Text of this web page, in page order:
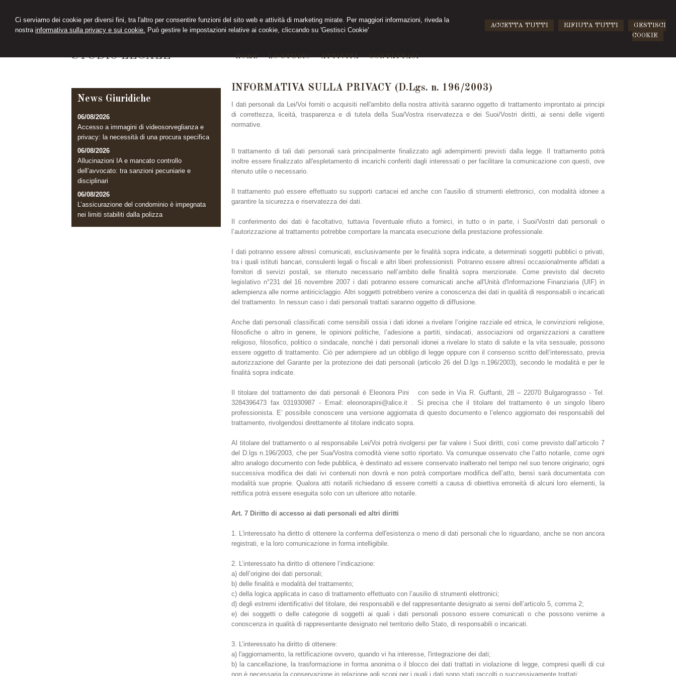
Ci serviamo dei cookie per diversi fini, tra l'altro per consentire funzioni del sito web e attività di marketing mirate. Per maggiori informazioni, riveda la
nostra informativa sulla privacy e sui cookie. Può gestire le impostazioni relative ai cookie, cliccando su 'Gestisci Cookie'
ACCETTA TUTTI RIFIUTA TUTTI
GESTISCI
COOKIE
STUDIO LEGALE HOME LO STUDIO ATTIVITÀ CONTATTACI
INFORMATIVA SULLA PRIVACY (D.Lgs. n. 196/2003)
I dati personali da Lei/Voi forniti o acquisiti nell'ambito della nostra attività saranno oggetto di trattamento improntato ai principi
di correttezza, liceità, trasparenza e di tutela della Sua/Vostra riservatezza e dei Suoi/Vostri diritti, ai sensi delle vigenti
normative.
Il trattamento di tali dati personali sarà principalmente finalizzato agli adempimenti previsti dalla legge. Il trattamento potrà
inoltre essere finalizzato all'espletamento di incarichi conferiti dagli interessati o per facilitare la comunicazione con questi, ove
ritenuto utile o necessario.
Il trattamento può essere effettuato su supporti cartacei ed anche con l'ausilio di strumenti elettronici, con modalità idonee a
garantire la sicurezza e riservatezza dei dati.
Il conferimento dei dati è facoltativo, tuttavia l'eventuale rifiuto a fornirci, in tutto o in parte, i Suoi/Vostri dati personali o
l’autorizzazione al trattamento potrebbe comportare la mancata esecuzione della prestazione professionale.
I dati potranno essere altresì comunicati, esclusivamente per le finalità sopra indicate, a determinati soggetti pubblici o privati,
tra i quali istituti bancari, consulenti legali o fiscali e altri liberi professionisti. Potranno essere altresì occasionalmente affidati a
fornitori di servizi postali, se ritenuto necessario nell’ambito delle finalità sopra menzionate. Come previsto dal decreto
legislativo n°231 del 16 novembre 2007 i dati potranno essere comunicati anche all'Unità d'Informazione Finanziaria (UIF) in
adempienza alle norme antiriciclaggio. Altri soggetti potrebbero venire a conoscenza dei dati in qualità di responsabili o incaricati
del trattamento. In nessun caso i dati personali trattati saranno oggetto di diffusione.
Anche dati personali classificati come sensibili ossia i dati idonei a rivelare l’origine razziale ed etnica, le convinzioni religiose,
filosofiche o altro in genere, le opinioni politiche, l’adesione a partiti, sindacati, associazioni od organizzazioni a carattere
religioso, filosofico, politico o sindacale, nonché i dati personali idonei a rivelare lo stato di salute e la vita sessuale, possono
essere oggetto di trattamento. Ciò per adempiere ad un obbligo di legge oppure con il consenso scritto dell’interessato, previa
autorizzazione del Garante per la protezione dei dati personali (articolo 26 del D.lgs n.196/2003), secondo le modalità e per le
finalità sopra indicate.
Il titolare del trattamento dei dati personali è Eleonora Pini con sede in Via R. Guffanti, 28 – 22070 Bulgarograsso - Tel.
3284396473 fax 031930987 - Email: eleonorapini@alice.it . Si precisa che il titolare del trattamento è un singolo libero
professionista. E’ possibile conoscere una versione aggiornata di questo documento e l’elenco aggiornato dei responsabili del
trattamento, rivolgendosi direttamente al titolare indicato sopra.
Al titolare del trattamento o al responsabile Lei/Voi potrà rivolgersi per far valere i Suoi diritti, così come previsto dall’articolo 7
del D.lgs n.196/2003, che per Sua/Vostra comodità viene sotto riportato. Va comunque osservato che l’atto notarile, come ogni
altro analogo documento con fede pubblica, è destinato ad essere conservato inalterato nel tempo nel suo tenore originario; ogni
successiva modifica dei dati ivi contenuti non dovrà e non potrà comportare modifica dell’atto, bensì sarà documentata con
modalità sue proprie. Qualora atti notarili richiedano di essere corretti a causa di obiettiva erroneità di alcuni loro elementi, la
rettifica potrà essere eseguita solo con un ulteriore atto notarile.
Art. 7 Diritto di accesso ai dati personali ed altri diritti
1. L'interessato ha diritto di ottenere la conferma dell'esistenza o meno di dati personali che lo riguardano, anche se non ancora
registrati, e la loro comunicazione in forma intelligibile.
2. L’interessato ha diritto di ottenere l’indicazione:
a) dell’origine dei dati personali;
b) delle finalità e modalità del trattamento;
c) della logica applicata in caso di trattamento effettuato con l’ausilio di strumenti elettronici;
d) degli estremi identificativi del titolare, dei responsabili e del rappresentante designato ai sensi dell’articolo 5, comma 2;
e) dei soggetti o delle categorie di soggetti ai quali i dati personali possono essere comunicati o che possono venirne a
conoscenza in qualità di rappresentante designato nel territorio dello Stato, di responsabili o incaricati.
3. L’interessato ha diritto di ottenere:
a) l'aggiornamento, la rettificazione ovvero, quando vi ha interesse, l'integrazione dei dati;
b) la cancellazione, la trasformazione in forma anonima o il blocco dei dati trattati in violazione di legge, compresi quelli di cui
non è necessaria la conservazione in relazione agli scopi per i quali i dati sono stati raccolti o successivamente trattati;
News Giuridiche
06/08/2026
Accesso a immagini di videosorveglianza e
privacy: la necessità di una procura specifica
06/08/2026
Allucinazioni IA e mancato controllo
dell’avvocato: tra sanzioni pecuniarie e
disciplinari
06/08/2026
L’assicurazione del condominio è impegnata
nei limiti stabiliti dalla polizza